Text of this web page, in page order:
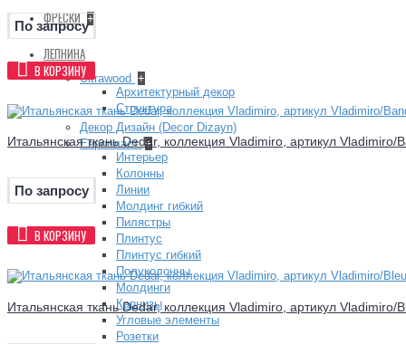
ФРЕСКИ +
ЛЕПНИНА
Ultrawood +
Архитектурный декор
Структура
Декор Дизайн (Decor Dizayn)
Европласт +
Интерьер
Колонны
Линии
Молдинг гибкий
Пилястры
Плинтус
Плинтус гибкий
Полуколонны
Молдинги
Карнизы
Угловые элементы
Розетки
По запросу
В КОРЗИНУ
Итальянская ткань Dedar, коллекция Vladimiro, артикул Vladimiro/
По запросу
В КОРЗИНУ
Итальянская ткань Dedar, коллекция Vladimiro, артикул Vladimiro/